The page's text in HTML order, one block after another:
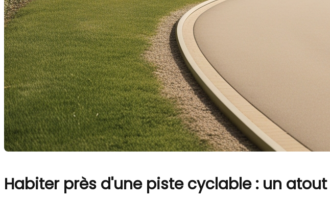
Habiter près d'une piste cyclable : un